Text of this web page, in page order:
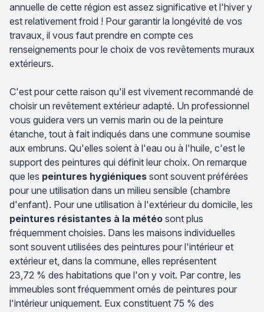
annuelle de cette région est assez significative et l'hiver y
est relativement froid ! Pour garantir la longévité de vos
travaux, il vous faut prendre en compte ces
renseignements pour le choix de vos revêtements muraux
extérieurs.
C'est pour cette raison qu'il est vivement recommandé de
choisir un revêtement extérieur adapté. Un professionnel
vous guidera vers un vernis marin ou de la peinture
étanche, tout à fait indiqués dans une commune soumise
aux embruns. Qu'elles soient à l'eau ou à l'huile, c'est le
support des peintures qui définit leur choix. On remarque
que les peintures hygiéniques sont souvent préférées
pour une utilisation dans un milieu sensible (chambre
d'enfant). Pour une utilisation à l'extérieur du domicile, les
peintures résistantes à la météo sont plus
fréquemment choisies. Dans les maisons individuelles
sont souvent utilisées des peintures pour l'intérieur et
extérieur et, dans la commune, elles représentent
23,72 % des habitations que l'on y voit. Par contre, les
immeubles sont fréquemment ornés de peintures pour
l'intérieur uniquement. Eux constituent 75 % des